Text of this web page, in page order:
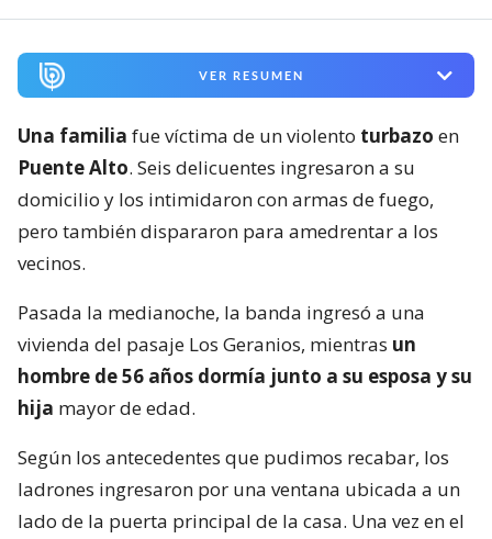
VER RESUMEN
Una familia fue víctima de un violento turbazo en
Puente Alto. Seis delicuentes ingresaron a su
domicilio y los intimidaron con armas de fuego,
pero también dispararon para amedrentar a los
vecinos.
Pasada la medianoche, la banda ingresó a una
vivienda del pasaje Los Geranios, mientras un
hombre de 56 años dormía junto a su esposa y su
hija mayor de edad.
Según los antecedentes que pudimos recabar, los
ladrones ingresaron por una ventana ubicada a un
lado de la puerta principal de la casa. Una vez en el